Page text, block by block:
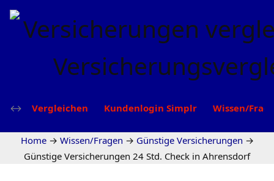
Vergleichen Kundenlogin Simplr Wissen/
Home → Wissen/Fragen → Günstige Versicherungen →
Günstige Versicherungen 24 Std. Check in Ahrensdorf